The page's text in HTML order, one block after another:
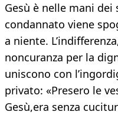
Gesù è nelle mani
condannato viene
a niente.
noncuranza per la
uniscono con
privato: «Presero le
Gesù,era senza